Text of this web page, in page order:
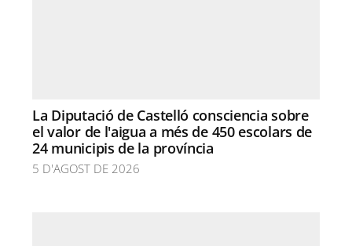
La Diputació de Castelló consciencia sobre
el valor de l'aigua a més de 450 escolars de
24 municipis de la província
5 D'AGOST DE 2026